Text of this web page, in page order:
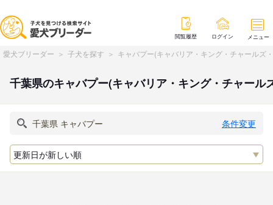
閲覧履歴 ログイン メニュー
愛犬ブリーダー 子犬を探す キャバプー(キャバリア・キング・チャールズ
千葉県のキャバプー(キャバリア・キング・チャー
条件変更